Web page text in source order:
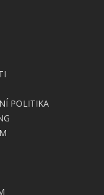
POLITIKA